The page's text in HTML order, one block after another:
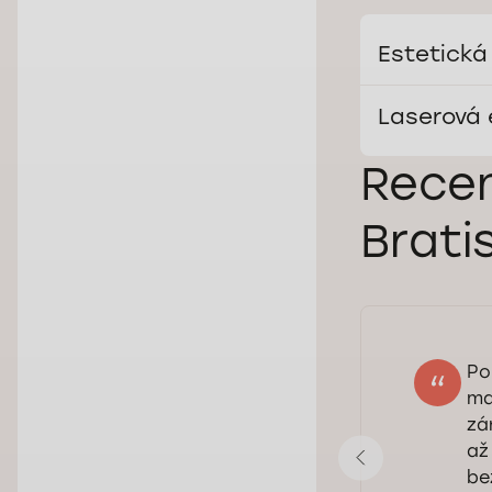
Estetická
Laserová